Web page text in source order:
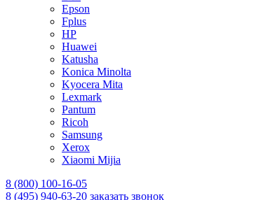
Epson
Fplus
HP
Huawei
Katusha
Konica Minolta
Kyocera Mita
Lexmark
Pantum
Ricoh
Samsung
Xerox
Xiaomi Mijia
8 (800) 100-16-05
8 (495) 940-63-20 заказать звонок